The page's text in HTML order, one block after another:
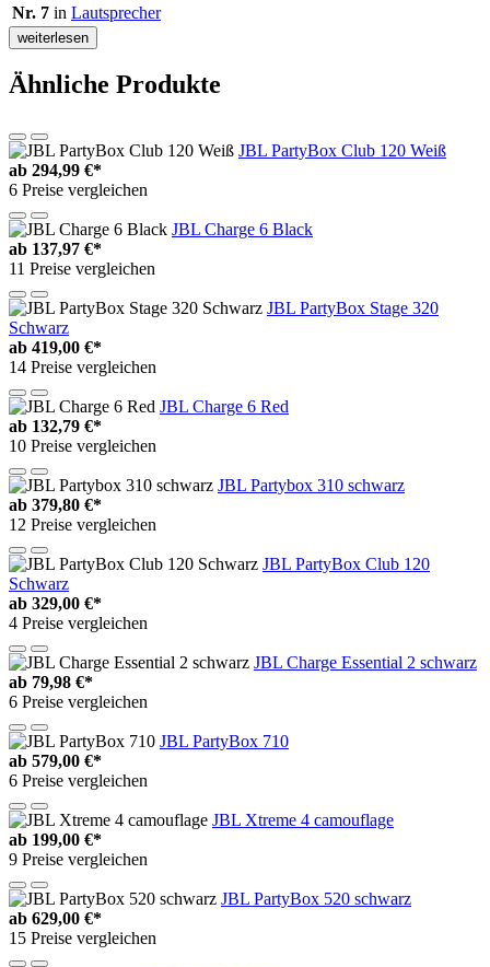
Nr. 7 in Lautsprecher
weiterlesen
Ähnliche Produkte
JBL PartyBox Club 120 Weiß
ab 294,99 €*
6 Preise vergleichen
JBL Charge 6 Black
ab 137,97 €*
11 Preise vergleichen
JBL PartyBox Stage 320
Schwarz
ab 419,00 €*
14 Preise vergleichen
JBL Charge 6 Red
ab 132,79 €*
10 Preise vergleichen
JBL Partybox 310 schwarz
ab 379,80 €*
12 Preise vergleichen
JBL PartyBox Club 120
Schwarz
ab 329,00 €*
4 Preise vergleichen
JBL Charge Essential 2 schwarz
ab 79,98 €*
6 Preise vergleichen
JBL PartyBox 710
ab 579,00 €*
6 Preise vergleichen
JBL Xtreme 4 camouflage
ab 199,00 €*
9 Preise vergleichen
JBL PartyBox 520 schwarz
ab 629,00 €*
15 Preise vergleichen